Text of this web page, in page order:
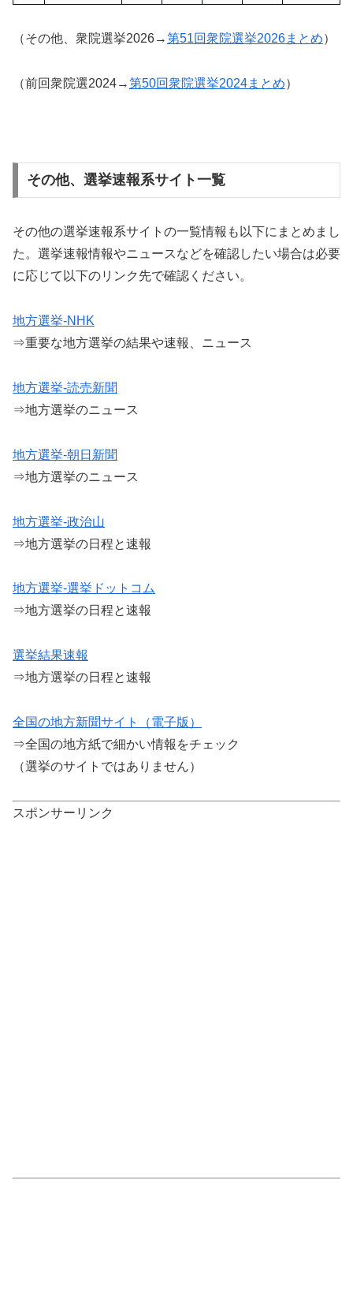
（その他、衆院選挙2026→第51回衆院選挙2026まとめ）
（前回衆院選2024→第50回衆院選挙2024まとめ）
その他、選挙速報系サイト一覧
その他の選挙速報系サイトの一覧情報も以下にまとめまし
た。選挙速報情報やニュースなどを確認したい場合は必要
に応じて以下のリンク先で確認ください。
地方選挙-NHK
⇒重要な地方選挙の結果や速報、ニュース
地方選挙-読売新聞
⇒地方選挙のニュース
地方選挙-朝日新聞
⇒地方選挙のニュース
地方選挙-政治山
⇒地方選挙の日程と速報
地方選挙-選挙ドットコム
⇒地方選挙の日程と速報
選挙結果速報
⇒地方選挙の日程と速報
全国の地方新聞サイト（電子版）
⇒全国の地方紙で細かい情報をチェック
（選挙のサイトではありません）
スポンサーリンク